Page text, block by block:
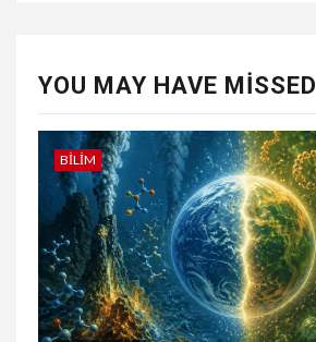
YOU MAY HAVE MISSED
BILIM